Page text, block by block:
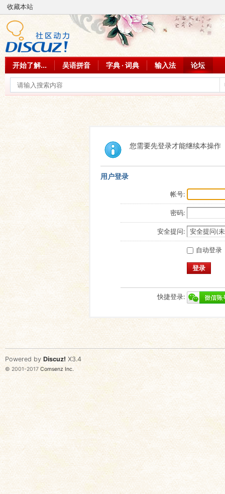
收藏本站
开始了解... 吴语拼音 字典 · 词典 输入法 论坛
您需要先登录才能继续本操作
用户登录
帐号:
密码:
安全提问:
自动登录
登录
快捷登录:
Powered by Discuz! X3.4
© 2001-2017 Comsenz Inc.